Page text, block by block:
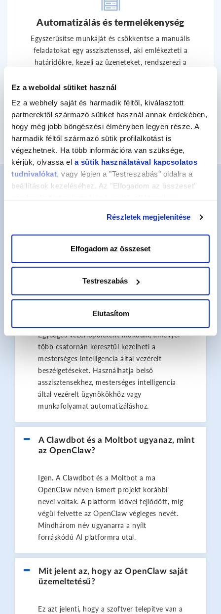
Ez a weboldal sütiket használ
Ez a webhely saját és harmadik féltől, kiválasztott
partnerektől származó sütiket használ annak érdekében,
hogy még jobb böngészési élményben legyen része. A
harmadik féltől származó sütik profilalkotást is
végezhetnek. Ha több információra van szüksége,
kérjük, olvassa el a sütik használatával kapcsolatos
tudnivalókat, vagy lépjen a "Testreszabás" oldalra a
beállítások kezeléséhez. Az "Elfogadom az összeset"
nyomva csak a szükséges sütik tárolását fogadja el.
Részletek megjelenítése
Elfogadom az összeset
Testreszabás
Elutasítom
Automatizálás és termelékenység
Egyszerűsítse munkáját és csökkentse a manuális
feladatokat egy asszisztenssel, aki emlékezteti a
határidőkre, kezeli az üzeneteket, rendszerezi a
feladatokat, miközben chaten keresztül kommunikál
Mi az OpenClaw és hogyan
használható?
mesterséges intelligencia platform, amely
lehetővé teszi olyan modellek integrálását,
mint az OpenAI vagy az Anthropic, a már
Egységes vezérlőpultként működik, amellyel
több csatornán keresztül kezelheti a
mesterséges intelligencia által vezérelt
beszélgetéseket. Használhatja belső
asszisztensekhez, mesterséges intelligencia
által vezérelt ügynökökhöz vagy
munkafolyamat automatizáláshoz.
A Clawdbot és a Moltbot ugyanaz, mint
az OpenClaw?
Igen. A Clawdbot és a Moltbot a ma
OpenClaw néven ismert projekt korábbi
nevei voltak. A platform idővel fejlődött, míg
végül felvette az OpenClaw végleges nevét.
Mindhárom név ugyanarra a nyílt
forráskódú AI platformra utal.
Mit jelent az, hogy az OpenClaw saját
üzemeltetésű?
Ez azt jelenti, hogy a szoftver telepítve van a